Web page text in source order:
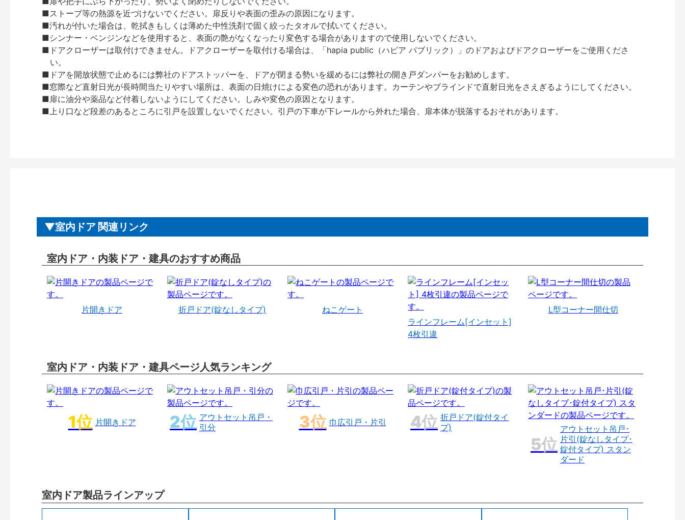
■ストーブ等の熱源を近づけないでください。扉反りや表面の歪みの原因になります。
■汚れが付いた場合は、乾拭きもしくは薄めた中性洗剤で固く絞ったタオルで拭いてください。
■シンナー・ベンジンなどを使用すると、表面の艶がなくなったり変色する場合がありますので使用しないでください。
■ドアクローザーは取付けできません。ドアクローザーを取付ける場合は、「hapia public（ハピア パブリック）」のドアおよびドアクローザーをご使用くださ
い。
■ドアを開放状態で止めるには弊社のドアストッパーを、ドアが閉まる勢いを緩めるには弊社の開き戸ダンパーをお勧めします。
■窓際など直射日光が長時間当たりやすい場所は、表面の日焼けによる変色の恐れがあります。カーテンやブラインドで直射日光をさえぎるようにしてください。
■扉に油分や薬品など付着しないようにしてください。しみや変色の原因となります。
■上り口など段差のあるところに引戸を設置しないでください。引戸の下車が下レールから外れた場合、扉本体が脱落するおそれがあります。
室内ドア 関連リンク
室内ドア・内装ドア・建具のおすすめ商品
片開きドア 折戸ドア(錠なしタイプ)
ねこゲート
ラインフレーム[インセット]
4枚引違
L型コーナー間仕切
室内ドア・内装ドア・建具ページ人気ランキング
片開きドア
アウトセット吊戸・
引分
巾広引戸・片引
折戸ドア(錠付タイ
プ)
アウトセット吊戸･
片引(錠なしタイプ･
錠付タイプ) スタン
ダード
室内ドア製品ラインアップ